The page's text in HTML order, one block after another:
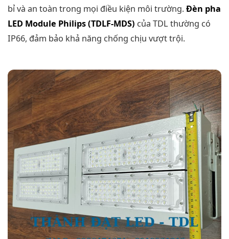
bỉ và an toàn trong mọi điều kiện môi trường. Đèn pha
LED Module Philips (TDLF-MDS) của TDL thường có
IP66, đảm bảo khả năng chống chịu vượt trội.